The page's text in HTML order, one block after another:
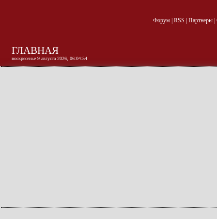
Форум| RSS Партнеры|
ГЛАВНАЯ
воскресенье 9 августа 2026, 06:04:55